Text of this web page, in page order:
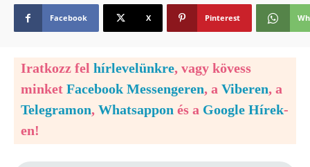
Facebook X Pinterest
Iratkozz fel hírlevelünkre, vagy kövess
minket Facebook Messengeren, a Viberen, a
Telegramon, Whatsappon és a Google Hírek-
en!